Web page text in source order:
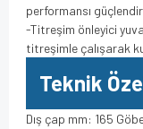
performansı
-Titreşim önleyici
titreşimle çalışarak
Teknik
Dış çap mm: 165